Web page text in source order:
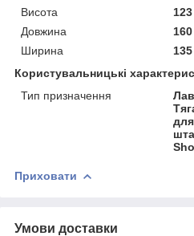
Висота
Довжина
Ширина
Користувальницькі
Тип призначення
Приховати
Умови доставки